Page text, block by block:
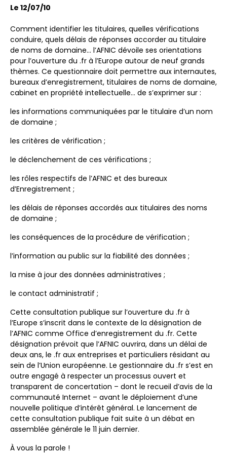
Le 12/07/10
Comment identifier les titulaires, quelles vérifications
conduire, quels délais de réponses accorder au titulaire
de noms de domaine… l’AFNIC dévoile ses orientations
pour l’ouverture du .fr à l’Europe autour de neuf grands
thèmes. Ce questionnaire doit permettre aux internautes,
bureaux d’enregistrement, titulaires de noms de domaine,
cabinet en propriété intellectuelle… de s’exprimer sur :
les informations communiquées par le titulaire d’un nom
de domaine ;
les critères de vérification ;
le déclenchement de ces vérifications ;
les rôles respectifs de l’AFNIC et des bureaux
d’Enregistrement ;
les délais de réponses accordés aux titulaires des noms
de domaine ;
les conséquences de la procédure de vérification ;
l’information au public sur la fiabilité des données ;
la mise à jour des données administratives ;
le contact administratif ;
Cette consultation publique sur l’ouverture du .fr à
l’Europe s’inscrit dans le contexte de la désignation de
l’AFNIC comme Office d’enregistrement du .fr. Cette
désignation prévoit que l’AFNIC ouvrira, dans un délai de
deux ans, le .fr aux entreprises et particuliers résidant au
sein de l’Union européenne. Le gestionnaire du .fr s’est en
outre engagé à respecter un processus ouvert et
transparent de concertation – dont le recueil d’avis de la
communauté Internet – avant le déploiement d’une
nouvelle politique d’intérêt général. Le lancement de
cette consultation publique fait suite à un débat en
assemblée générale le 11 juin dernier.
À vous la parole !